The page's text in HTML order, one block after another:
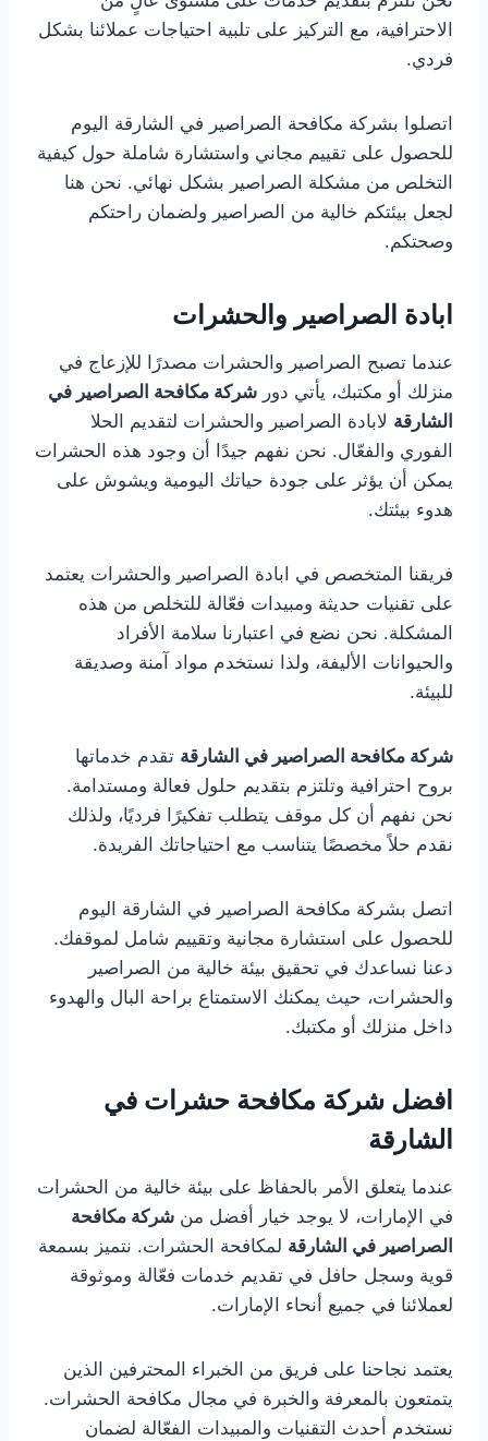
الاحترافية، مع التركيز على تلبية احتياجات عملائنا بشكل
فردي.
اتصلوا بشركة مكافحة الصراصير في الشارقة اليوم
للحصول على تقييم مجاني واستشارة شاملة حول كيفية
التخلص من مشكلة الصراصير بشكل نهائي. نحن هنا
لجعل بيئتكم خالية من الصراصير ولضمان راحتكم
وصحتكم.
ابادة الصراصير والحشرات
عندما تصبح الصراصير والحشرات مصدرًا للإزعاج في
منزلك أو مكتبك، يأتي دور شركة مكافحة الصراصير في
الشارقة لابادة الصراصير والحشرات لتقديم الحلا
الفوري والفعّال. نحن نفهم جيدًا أن وجود هذه الحشرات
يمكن أن يؤثر على جودة حياتك اليومية ويشوش على
هدوء بيئتك.
فريقنا المتخصص في ابادة الصراصير والحشرات يعتمد
على تقنيات حديثة ومبيدات فعّالة للتخلص من هذه
المشكلة. نحن نضع في اعتبارنا سلامة الأفراد
والحيوانات الأليفة، ولذا نستخدم مواد آمنة وصديقة
للبيئة.
شركة مكافحة الصراصير في الشارقة تقدم خدماتها
بروح احترافية وتلتزم بتقديم حلول فعالة ومستدامة.
نحن نفهم أن كل موقف يتطلب تفكيرًا فرديًا، ولذلك
نقدم حلاً مخصصًا يتناسب مع احتياجاتك الفريدة.
اتصل بشركة مكافحة الصراصير في الشارقة اليوم
للحصول على استشارة مجانية وتقييم شامل لموقفك.
دعنا نساعدك في تحقيق بيئة خالية من الصراصير
والحشرات، حيث يمكنك الاستمتاع براحة البال والهدوء
داخل منزلك أو مكتبك.
افضل شركة مكافحة حشرات في
الشارقة
عندما يتعلق الأمر بالحفاظ على بيئة خالية من الحشرات
في الإمارات، لا يوجد خيار أفضل من شركة مكافحة
الصراصير في الشارقة لمكافحة الحشرات. نتميز بسمعة
قوية وسجل حافل في تقديم خدمات فعّالة وموثوقة
لعملائنا في جميع أنحاء الإمارات.
يعتمد نجاحنا على فريق من الخبراء المحترفين الذين
يتمتعون بالمعرفة والخبرة في مجال مكافحة الحشرات.
نستخدم أحدث التقنيات والمبيدات الفعّالة لضمان